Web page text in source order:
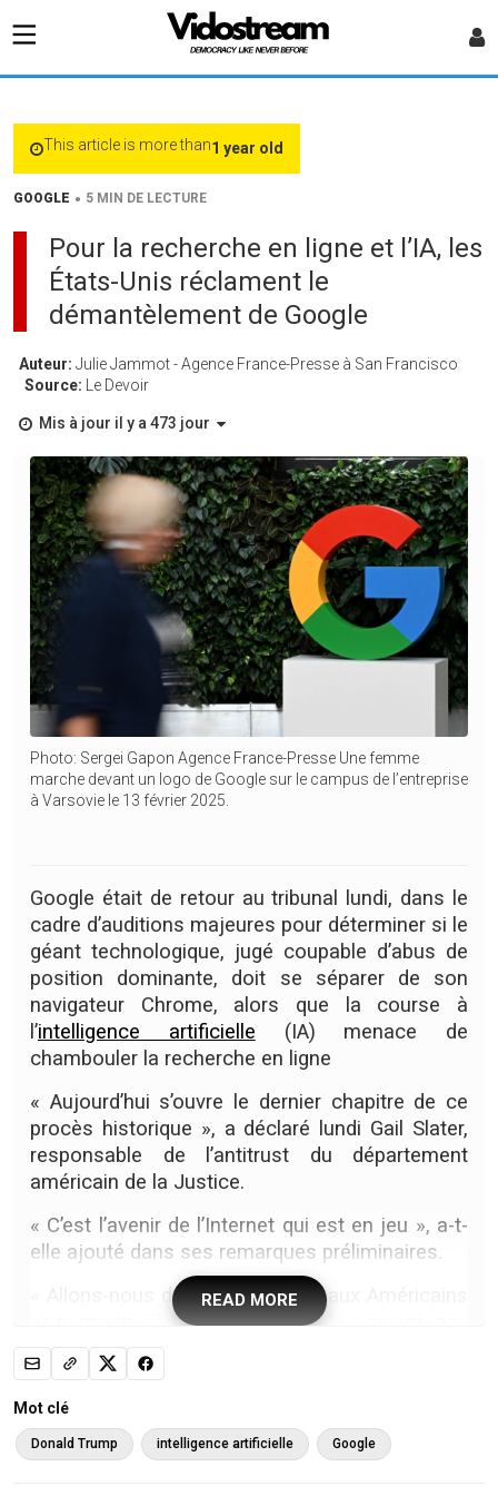
This article is more than1 year old
GOOGLE • 5 MIN DE LECTURE
Pour la recherche en ligne et l’IA, les
États-Unis réclament le
démantèlement de Google
Auteur: Julie Jammot - Agence France-Presse à San Francisco
Source:
Le Devoir
Mis à jour il y a 473 jour
Photo: Sergei Gapon Agence France-Presse Une femme
marche devant un logo de Google sur le campus de l’entreprise
à Varsovie le 13 février 2025.
Google était de retour au tribunal lundi, dans le
cadre d’auditions majeures pour déterminer si le
géant technologique, jugé coupable d’abus de
position dominante, doit se séparer de son
navigateur Chrome, alors que la course à
l’intelligence artificielle (IA) menace de
chambouler la recherche en ligne
« Aujourd’hui s’ouvre le dernier chapitre de ce
procès historique », a déclaré lundi Gail Slater,
responsable de l’antitrust du département
américain de la Justice.
« C’est l’avenir de l’Internet qui est en jeu », a-t-
elle ajouté dans ses remarques préliminaires.
« Allons-nous donner des choix aux Américains
et permettre à l’innovation et à la concurrence
de prospérer en ligne ? Ou allons-nous
maintenir le statu quo qui favorise les
monopoles des grandes entreprises
technologiques ? »
READ MORE
Mot clé
Donald Trump intelligence artificielle Google